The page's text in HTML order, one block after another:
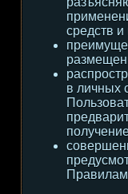
средств и
в личных